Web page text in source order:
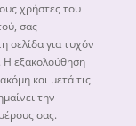
χρήστες του
σας
σελίδα για τυχόν
Η εξακολούθηση
και μετά τις
την
σας.